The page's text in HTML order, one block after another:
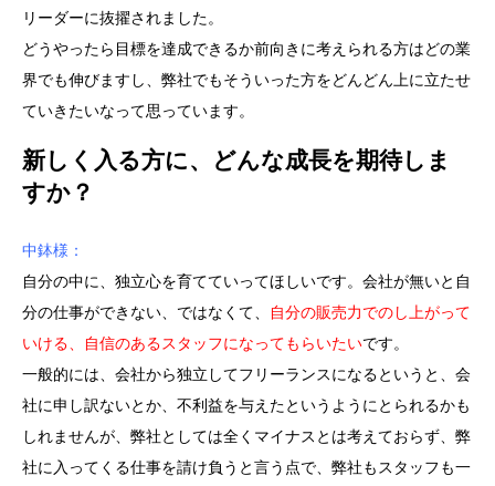
リーダーに抜擢されました。
どうやったら目標を達成できるか前向きに考えられる方はどの業
界でも伸びますし、弊社でもそういった方をどんどん上に立たせ
ていきたいなって思っています。
新しく入る方に、どんな成長を期待しま
すか？
中鉢様：
自分の中に、独立心を育てていってほしいです。会社が無いと自
分の仕事ができない、ではなくて、
自分の販売力でのし上がって
いける、自信のあるスタッフになってもらいたいです。
一般的には、会社から独立してフリーランスになるというと、会
社に申し訳ないとか、不利益を与えたというようにとられるかも
しれませんが、弊社としては全くマイナスとは考えておらず、弊
社に入ってくる仕事を請け負うと言う点で、弊社もスタッフも一